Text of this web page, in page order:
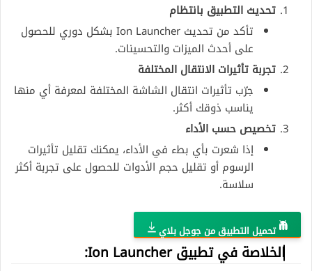
تحديث التطبيق بانتظام
تأكد من تحديث Ion Launcher بشكل دوري للحصول
على أحدث الميزات والتحسينات.
تجربة تأثيرات الانتقال المختلفة
جرّب تأثيرات انتقال الشاشة المختلفة لمعرفة أي منها
يناسب ذوقك أكثر.
تخصيص حسب الأداء
إذا شعرت بأي بطء في الأداء، يمكنك تقليل تأثيرات
الرسوم أو تقليل حجم الأدوات للحصول على تجربة أكثر
سلاسة.
تحميل التطبيق من جوجل بلاي
الخلاصةفي تطبيق Ion Launcher: